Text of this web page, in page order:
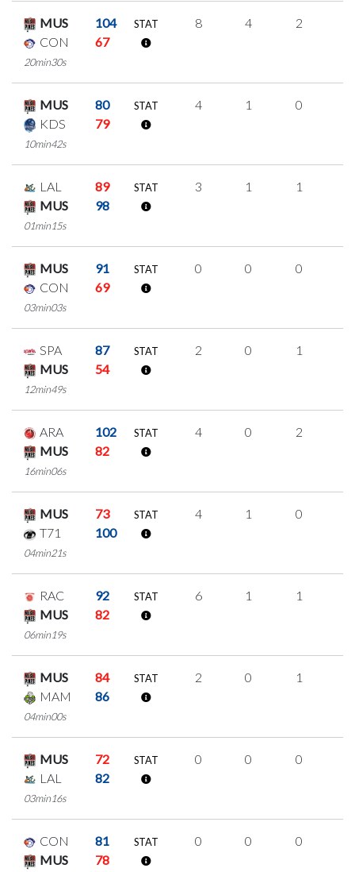
MUS
104
CON
67
20min30s
STAT 8 4 2
MUS
80
KDS
79
10min42s
STAT 4 1 0
LAL
89
MUS
98
01min15s
STAT 3 1 1
MUS
91
CON
69
03min03s
STAT 0 0 0
SPA
87
MUS
54
12min49s
STAT 2 0 1
ARA
102
MUS
82
16min06s
STAT 4 0 2
MUS
73
T71
100
04min21s
STAT 4 1 0
RAC
92
MUS
82
06min19s
STAT 6 1 1
MUS
84
MAM
86
04min00s
STAT 2 0 1
MUS
72
LAL
82
03min16s
STAT 0 0 0
CON
81
MUS
78
STAT 0 0 0